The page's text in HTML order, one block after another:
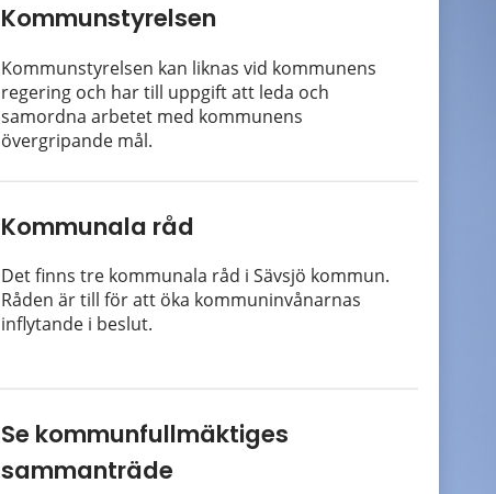
Kommunstyrelsen
Kommunstyrelsen kan liknas vid kommunens
regering och har till uppgift att leda och
samordna arbetet med kommunens
övergripande mål.
Kommunala råd
Det finns tre kommunala råd i Sävsjö kommun.
Råden är till för att öka kommuninvånarnas
inflytande i beslut.
Se kommunfullmäktiges
sammanträde